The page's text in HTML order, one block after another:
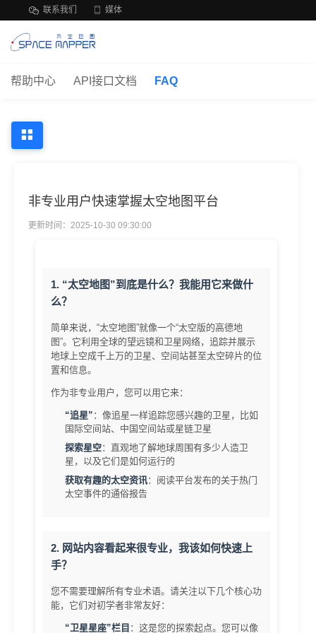
联系我们 媒体
帮助中心 API接口文档 FAQ
非专业用户快速掌握太空地图平台
更新时间：2025-10-30 09:30:00
1. “太空地图”到底是什么？我能用它来做什
么？
简单来说，“太空地图”就像一个“太空版的高德地
图”。它利用全球的望远镜和卫星网络，追踪并展示
地球上空成千上万的卫星、空间站甚至太空碎片的位
置和信息。
作为非专业用户，您可以用它来：
“追星” ：像追星一样追踪您感兴趣的卫星，比如
国际空间站、中国空间站或星链卫星
探索星空：直观地了解地球周围有多少人造卫
星，以及它们是如何运行的
获取有趣的太空资讯：阅读平台发布的关于热门
太空事件的通俗报告
2. 网站内容看起来很专业，我该如何快速上
手？
您不需要理解所有专业术语。请关注以下几个核心功
能，它们对初学者非常友好：
“卫星星座”栏目 ：这是您的探索起点。您可以像